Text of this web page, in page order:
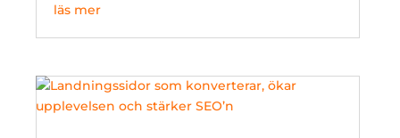
läs mer